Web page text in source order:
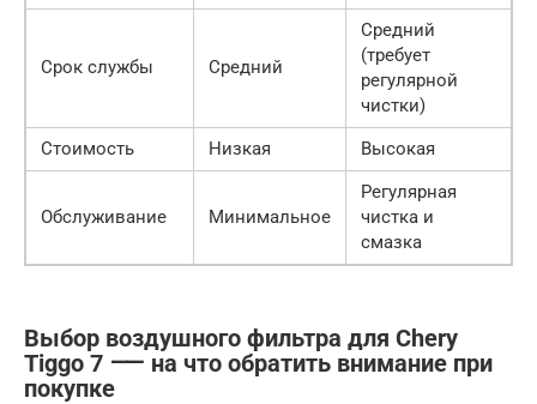
Срок службы Средний
Средний
(требует
регулярной
чистки)
Стоимость
Низкая Высокая
Обслуживание Минимальное
Регулярная
чистка и
смазка
Выбор воздушного фильтра для Chery
Tiggo 7 ⸺ на что обратить внимание при
покупке